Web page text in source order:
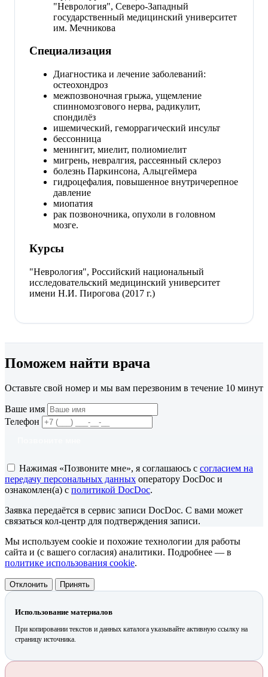
"Неврология", Северо-Западный
государственный медицинский университет
им. Мечникова
Специализация
Диагностика и лечение заболеваний:
остеохондроз
межпозвоночная грыжа, ущемление
спинномозгового нерва, радикулит,
спондилёз
ишемический, геморрагический инсульт
бессонница
менингит, миелит, полиомиелит
мигрень, невралгия, рассеянный склероз
болезнь Паркинсона, Альцгеймера
гидроцефалия, повышенное внутричерепное
давление
миопатия
рак позвоночника, опухоли в головном
мозге.
Курсы
"Неврология", Российский национальный
исследовательский медицинский университет
имени Н.И. Пирогова (2017 г.)
Поможем найти врача
Оставьте свой номер и мы вам перезвоним в течение 10 минут
Ваше имя
Телефон
Нажимая «Позвоните мне», я соглашаюсь с согласием на
передачу персональных данных оператору DocDoc и
ознакомлен(а) с политикой DocDoc.
Заявка передаётся в сервис записи DocDoc. С вами может
связаться кол-центр для подтверждения записи.
Мы используем cookie и похожие технологии для работы
сайта и (с вашего согласия) аналитики. Подробнее — в
политике использования cookie.
Отклонить Принять
Использование материалов
При копировании текстов и данных каталога указывайте активную ссылку на
страницу источника.